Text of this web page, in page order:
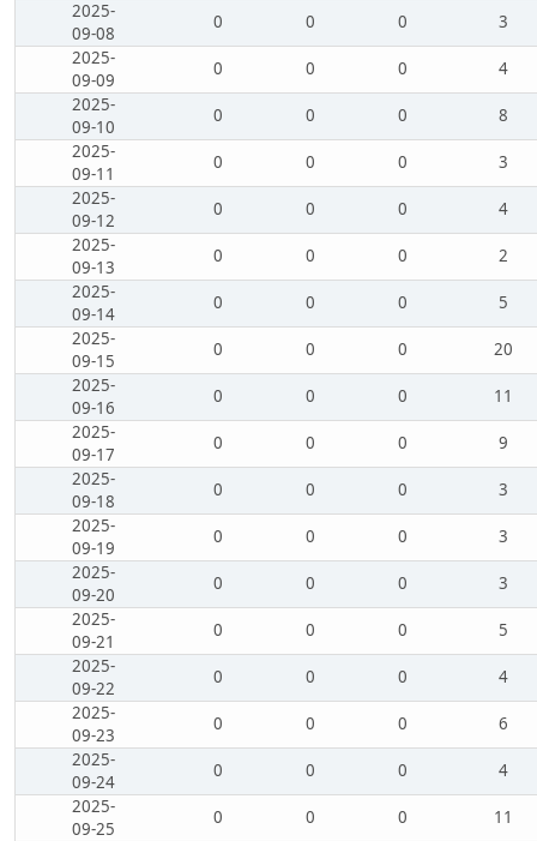
2025-
09-08
0 0 0
3
2025-
09-09
0 0 0
4
2025-
09-10
0 0 0
8
2025-
09-11
0 0 0
3
2025-
09-12
0 0 0
4
2025-
09-13
0 0 0
2
2025-
09-14
0 0 0
5
2025-
09-15
0 0 0
20
2025-
09-16
0 0 0
11
2025-
09-17
0 0 0
9
2025-
09-18
0 0 0
3
2025-
09-19
0 0 0
3
2025-
09-20
0 0 0
3
2025-
09-21
0 0 0
5
2025-
09-22
0 0 0
4
2025-
09-23
0 0 0
6
2025-
09-24
0 0 0
4
2025-
09-25
0 0 0
11